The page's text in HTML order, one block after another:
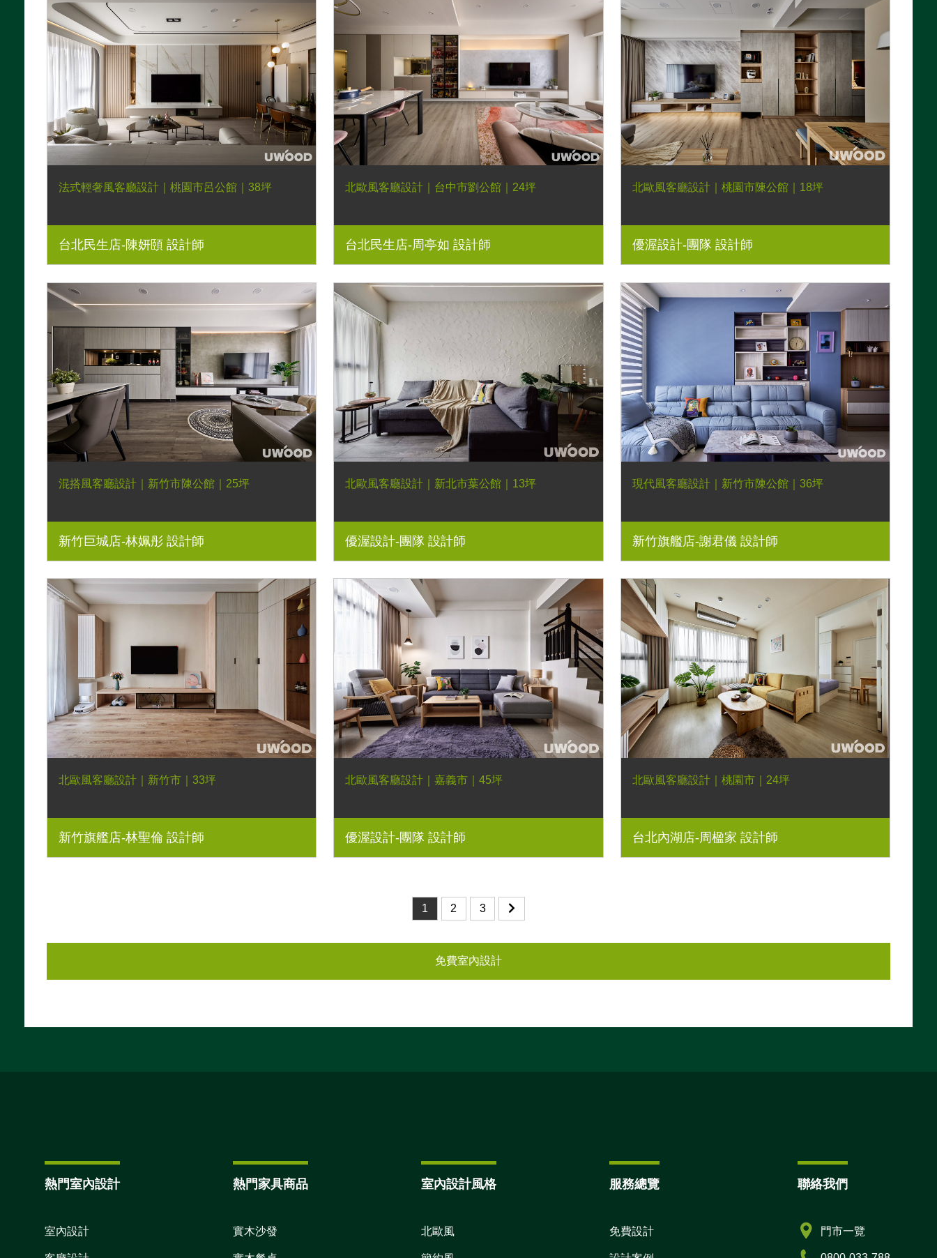
法式輕奢風客廳設計｜桃園市呂公館｜38坪
台北民生店-陳妍頤 設計師
北歐風客廳設計｜台中市劉公館｜24坪
台北民生店-周亭如 設計師
北歐風客廳設計｜桃園市陳公館｜18坪
優渥設計-團隊 設計師
混搭風客廳設計｜新竹市陳公館｜25坪
新竹巨城店-林姵彤 設計師
北歐風客廳設計｜新北市葉公館｜13坪
優渥設計-團隊 設計師
現代風客廳設計｜新竹市陳公館｜36坪
新竹旗艦店-謝君儀 設計師
北歐風客廳設計｜新竹市｜33坪
新竹旗艦店-林聖倫 設計師
北歐風客廳設計｜嘉義市｜45坪
優渥設計-團隊 設計師
北歐風客廳設計｜桃園市｜24坪
台北內湖店-周楹家 設計師
1 2 3
免費室內設計
熱門室內設計
室內設計
熱門家具商品
實木沙發
室內設計風格
北歐風
服務總覽
免費設計
聯絡我們
門市一覽